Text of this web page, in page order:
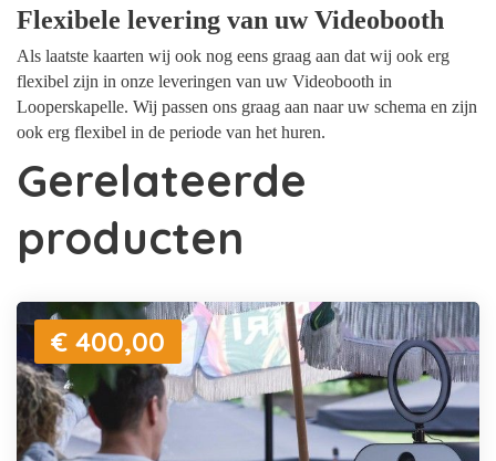
Flexibele levering van uw Videobooth
Als laatste kaarten wij ook nog eens graag aan dat wij ook erg
flexibel zijn in onze leveringen van uw Videobooth in
Looperskapelle. Wij passen ons graag aan naar uw schema en zijn
ook erg flexibel in de periode van het huren.
Gerelateerde
producten
€ 400,00